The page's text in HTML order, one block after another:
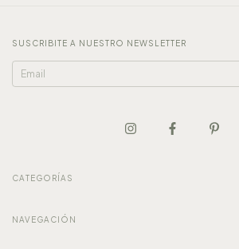
SUSCRIBITE A NUESTRO NEWSLETTER
CATEGORÍAS
NAVEGACIÓN